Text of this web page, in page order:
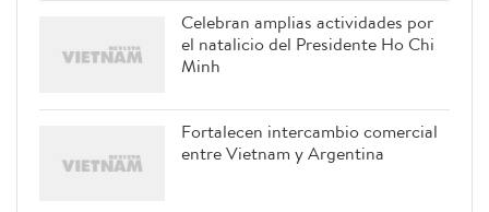
Celebran amplias actividades por
el natalicio del Presidente Ho Chi
Minh
Fortalecen intercambio comercial
entre Vietnam y Argentina